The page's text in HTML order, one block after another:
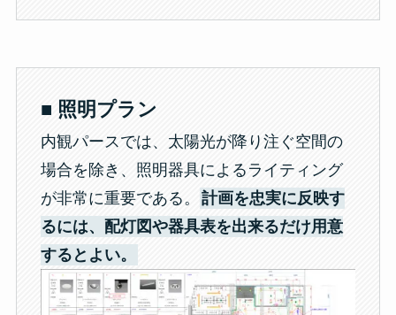
■ 照明プラン
内観パースでは、太陽光が降り注ぐ空間の
場合を除き、照明器具によるライティング
が非常に重要である。
計画を忠実に反映す
るには、配灯図や器具表を出来るだけ用意
するとよい。